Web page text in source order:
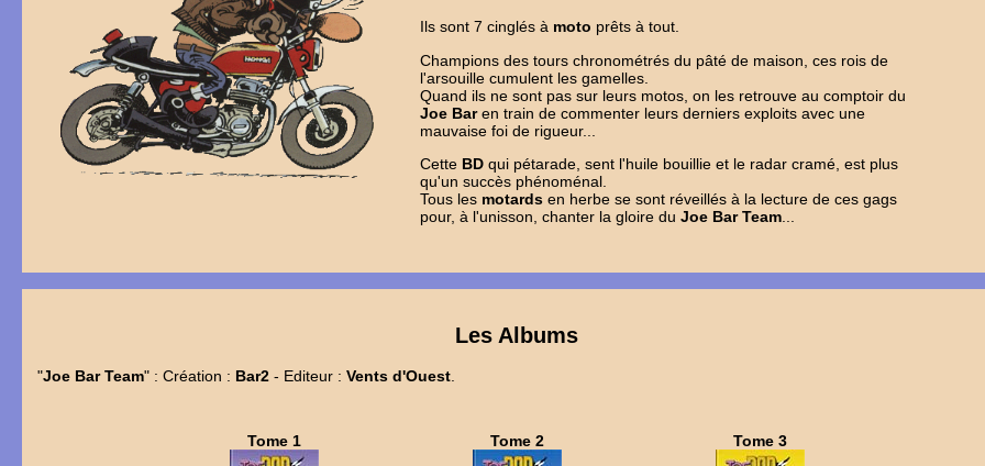
Ils sont 7 cinglés à moto prêts à tout.
Champions des tours chronométrés du pâté de maison, ces rois de
l'arsouille cumulent les gamelles.
Quand ils ne sont pas sur leurs motos, on les retrouve au comptoir du
Joe Baren train de commenter leurs derniers exploits avec une
mauvaise foi de rigueur...
Cette BDqui pétarade, sent l'huile bouillie et le radar cramé, est plus
qu'un succès phénoménal.
Tous les motardsen herbe se sont réveillés à la lecture de ces gags
pour, à l'unisson, chanter la gloire du Joe Bar Team...
Les Albums
"Joe Bar Team" : Création : Bar2 - Editeur :Vents d'Ouest
Tome 1 Tome 2 Tome 3